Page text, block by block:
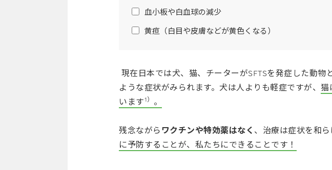
血小板や白血球の減少
黄疸（白目や皮膚などが黄色くなる）
現在日本では犬、猫、チーターがSFTSを発症した動物
ような症状がみられます。犬は人よりも軽症ですが、 猫
います1） 。
残念ながらワクチンや特効薬はなく 、治療は症状を和
に予防することが、私たちにできることです！